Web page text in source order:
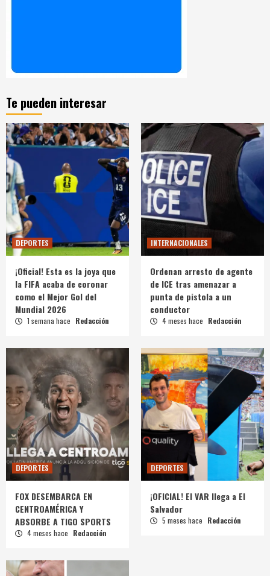
Te pueden interesar
DEPORTES
¡Oficial! Esta es la joya que
la FIFA acaba de coronar
como el Mejor Gol del
Mundial 2026
1 semana hace Redacción
INTERNACIONALES
Ordenan arresto de agente
de ICE tras amenazar a
punta de pistola a un
conductor
4 meses hace Redacción
DEPORTES
FOX DESEMBARCA EN
CENTROAMÉRICA Y
ABSORBE A TIGO SPORTS
4 meses hace Redacción
DEPORTES
¡OFICIAL! El VAR llega a El
Salvador
5 meses hace Redacción